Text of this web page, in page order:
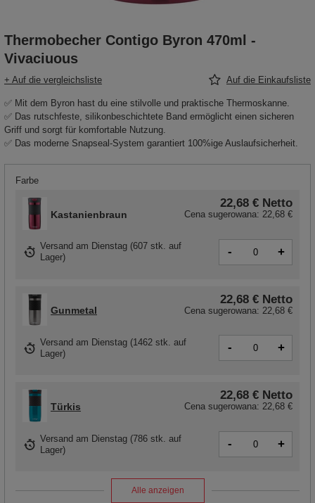
Thermobecher Contigo Byron 470ml -
Vivaciuous
+ Auf die vergleichsliste Auf die Einkaufsliste
✅ Mit dem Byron hast du eine stilvolle und praktische Thermoskanne.
✅ Das rutschfeste, silikonbeschichtete Band ermöglicht einen sicheren
Griff und sorgt für komfortable Nutzung.
✅ Das moderne Snapseal-System garantiert 100%ige Auslaufsicherheit.
Farbe
Gunmetal
22,68 € Netto
Cena sugerowana: 22,68 €
Versand am Dienstag (1462 stk. auf
Lager)
- +
Kastanienbraun
22,68 € Netto
Cena sugerowana: 22,68 €
Versand am Dienstag (607 stk. auf
Lager) - +
Türkis
22,68 € Netto
Cena sugerowana: 22,68 €
Versand am Dienstag (786 stk. auf
Lager)
- +
Alle anzeigen